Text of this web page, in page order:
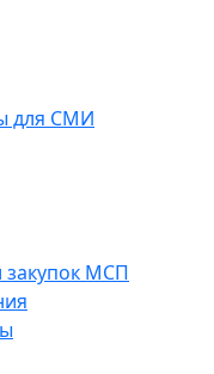
для СМИ
закупок МСП